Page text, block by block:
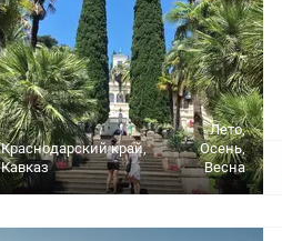
Краснодарский край,
Кавказ
Лето,
Осень,
Весна